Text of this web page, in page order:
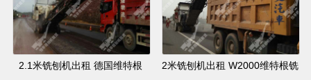
2.1米铣刨机出租 德国维特根
2米铣刨机出租 W2000维特根铣